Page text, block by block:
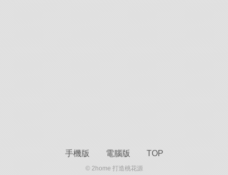
手機版 電腦版 TOP
© 2home 打造桃花源